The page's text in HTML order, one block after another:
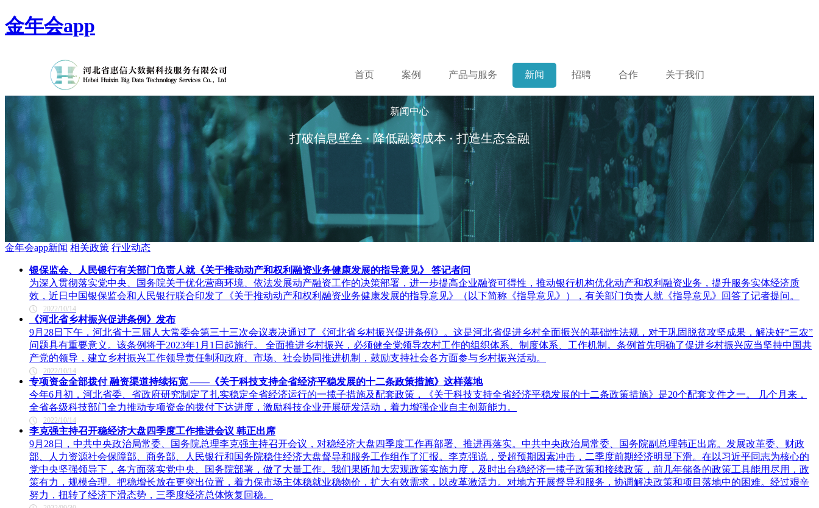
金年会app
首页 案例 产品与服务 新闻 招聘 合作 关于我们
新闻中心
打破信息壁垒 · 降低融资成本 ·打造生态金融
金年会app新闻 相关政策 行业动态
银保监会、人民银行有关部门负责人就《关于推动动产和权利融资业务健康发展的指导意见》 答记者问
​为深入贯彻落实党中央、国务院关于优化营商环境、依法发展动产融资工作的决策部署，进一步提高企业融资可得性，推动银行机构优化动产和权利融资业务，提升服务实体经济质
效，近日中国银保监会和人民银行联合印发了《关于推动动产和权利融资业务健康发展的指导意见》（以下简称《指导意见》），有关部门负责人就《指导意见》回答了记者提问。
2022/10/14
《河北省乡村振兴促进条例》发布
9月28日下午，河北省十三届人大常委会第三十三次会议表决通过了《河北省乡村振兴促进条例》。这是河北省促进乡村全面振兴的基础性法规，对于巩固脱贫攻坚成果，解决好“三农”
问题具有重要意义。该条例将于2023年1月1日起施行。 全面推进乡村振兴，必须健全党领导农村工作的组织体系、制度体系、工作机制。条例首先明确了促进乡村振兴应当坚持中国共
产党的领导，建立乡村振兴工作领导责任制和政府、市场、社会协同推进机制，鼓励支持社会各方面参与乡村振兴活动。
2022/10/14
​专项资金全部拨付 融资渠道持续拓宽 ——《关于科技支持全省经济平稳发展的十二条政策措施》这样落地
​今年6月初，河北省委、省政府研究制定了扎实稳定全省经济运行的一揽子措施及配套政策，《关于科技支持全省经济平稳发展的十二条政策措施》是20个配套文件之一。 几个月来，
全省各级科技部门全力推动专项资金的拨付下达进度，激励科技企业开展研发活动，着力增强企业自主创新能力。
2022/10/14
李克强主持召开稳经济大盘四季度工作推进会议 韩正出席
9月28日，中共中央政治局常委、国务院总理李克强主持召开会议，对稳经济大盘四季度工作再部署、推进再落实。中共中央政治局常委、国务院副总理韩正出席。发展改革委、财政
部、人力资源社会保障部、商务部、人民银行和国务院稳住经济大盘督导和服务工作组作了汇报。李克强说，受超预期因素冲击，二季度前期经济明显下滑。在以习近平同志为核心的
党中央坚强领导下，各方面落实党中央、国务院部署，做了大量工作。我们果断加大宏观政策实施力度，及时出台稳经济一揽子政策和接续政策，前几年储备的政策工具能用尽用，政
策有力，规模合理。把稳增长放在更突出位置，着力保市场主体稳就业稳物价，扩大有效需求，以改革激活力。对地方开展督导和服务，协调解决政策和项目落地中的困难。经过艰辛
努力，扭转了经济下滑态势，三季度经济总体恢复回稳。